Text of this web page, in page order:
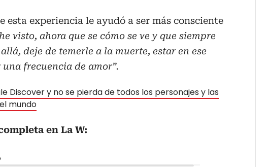
esta experiencia le ayudó a ser más consciente
visto, ahora que se cómo se ve y que siempre
deje de temerle a la muerte, estar en ese
frecuencia de amor”.
Discover y no se pierda de todos los personajes y las
mundo
en La W: